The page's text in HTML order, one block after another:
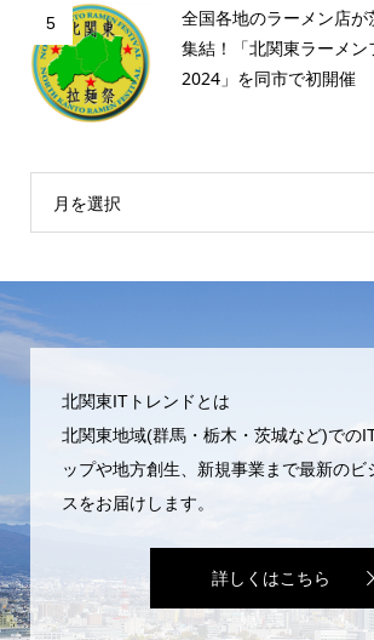
5
全国各地のラーメン店
集結！「北関東ラーメ
2024」を同市で初開催
月を選択
北関東ITトレンドとは
北関東地域(群馬・栃木・茨城など)での
ップや地方創生、新規事業まで最新のビ
スをお届けします。
詳しくはこちら